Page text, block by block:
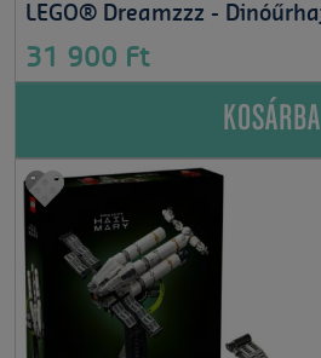
LEGO® Dreamzzz -
31 900 Ft
KOSÁRBA